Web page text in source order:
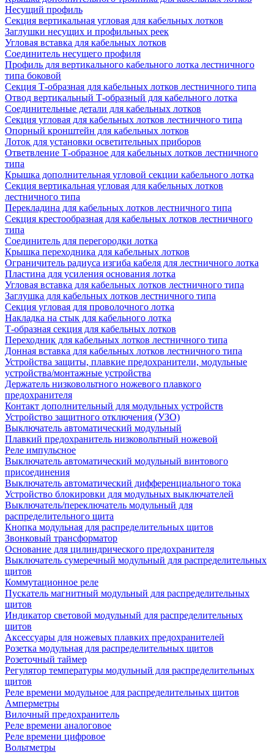
Несущий профиль
Секция вертикальная угловая для кабельных лотков
Заглушки несущих и профильных реек
Угловая вставка для кабельных лотков
Соединитель несущего профиля
Профиль для вертикального кабельного лотка лестничного
типа боковой
Секция Т-образная для кабельных лотков лестничного типа
Отвод вертикальный Т-образный для кабельного лотка
Соединительные детали для кабельных лотков
Секция угловая для кабельных лотков лестничного типа
Опорный кронштейн для кабельных лотков
Лоток для установки осветительных приборов
Ответвление Т-образное для кабельных лотков лестничного
типа
Крышка дополнительная угловой секции кабельного лотка
Секция вертикальная угловая для кабельных лотков
лестничного типа
Перекладина для кабельных лотков лестничного типа
Секция крестообразная для кабельных лотков лестничного
типа
Соединитель для перегородки лотка
Крышка переходника для кабельных лотков
Ограничитель радиуса изгиба кабеля для лестничного лотка
Пластина для усиления основания лотка
Угловая вставка для кабельных лотков лестничного типа
Заглушка для кабельных лотков лестничного типа
Секция угловая для проволочного лотка
Накладка на стык для кабельного лотка
Т-образная секция для кабельных лотков
Переходник для кабельных лотков лестничного типа
Донная вставка для кабельных лотков лестничного типа
Устройства защиты, плавкие предохранители, модульные
устройства/монтажные устройства
Держатель низковольтного ножевого плавкого
предохранителя
Контакт дополнительный для модульных устройств
Устройство защитного отключения (УЗО)
Выключатель автоматический модульный
Плавкий предохранитель низковольтный ножевой
Реле импульсное
Выключатель автоматический модульный винтового
присоединения
Выключатель автоматический дифференциального тока
Устройство блокировки для модульных выключателей
Выключатель/переключатель модульный для
распределительного щита
Кнопка модульная для распределительных щитов
Звонковый трансформатор
Основание для цилиндрического предохранителя
Выключатель сумеречный модульный для распределительных
щитов
Коммутационное реле
Пускатель магнитный модульный для распределительных
щитов
Индикатор световой модульный для распределительных
щитов
Аксессуары для ножевых плавких предохранителей
Розетка модульная для распределительных щитов
Розеточный таймер
Регулятор температуры модульный для распределительных
щитов
Реле времени модульное для распределительных щитов
Амперметры
Вилочный предохранитель
Реле времени аналоговое
Реле времени цифровое
Вольтметры